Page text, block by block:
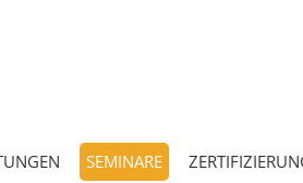
SEMINARE